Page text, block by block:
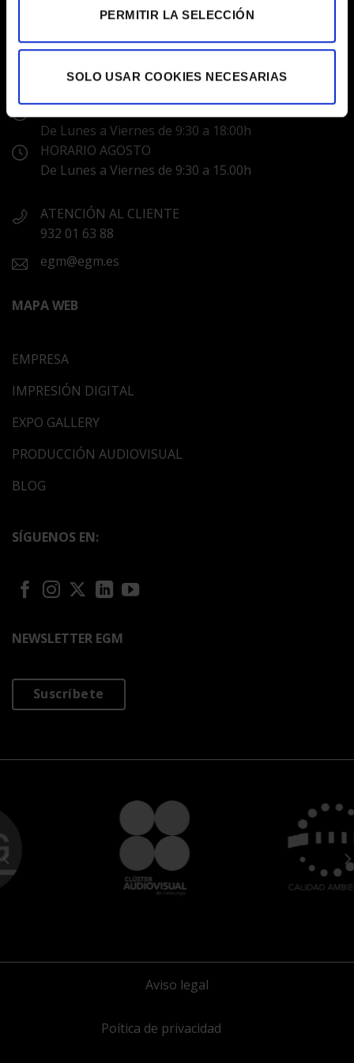
PERMITIR LA SELECCIÓN
SOLO USAR COOKIES NECESARIAS
LABORATORIS COLOR EGM
C/ Prats de Molló, 20 Barcelona 08021
HORARIOS
De Lunes a Viernes de 9:30 a 18:00h
HORARIO AGOSTO
De Lunes a Viernes de 9:30 a 15.00h
ATENCIÓN AL CLIENTE
932 01 63 88
egm@egm.es
MAPA WEB
EMPRESA
IMPRESIÓN DIGITAL
EXPO GALLERY
PRODUCCIÓN AUDIOVISUAL
BLOG
SÍGUENOS EN:
NEWSLETTER EGM
Suscríbete
Aviso legal
Poítica de privacidad